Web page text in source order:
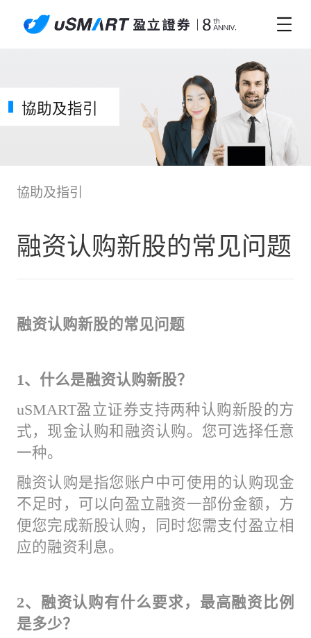
協助及指引
協助及指引
融资认购新股的常见问题
融资认购新股的常见问题
1、什么是融资认购新股？
uSMART盈立证券支持两种认购新股的方
式，现金认购和融资认购。您可选择任意
一种。
融资认购是指您账户中可使用的认购现金
不足时，可以向盈立融资一部份金额，方
便您完成新股认购，同时您需支付盈立相
应的融资利息。
2、融资认购有什么要求，最高融资比例
是多少？